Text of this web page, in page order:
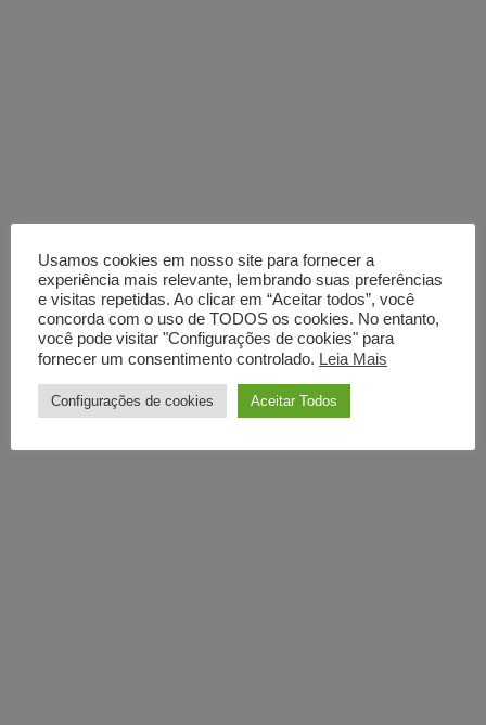
Usamos cookies em nosso site para fornecer a
experiência mais relevante, lembrando suas preferências
e visitas repetidas. Ao clicar em “Aceitar todos”, você
concorda com o uso de TODOS os cookies. No entanto,
você pode visitar "Configurações de cookies" para
fornecer um consentimento controlado. Leia Mais
Configurações de cookies Aceitar Todos